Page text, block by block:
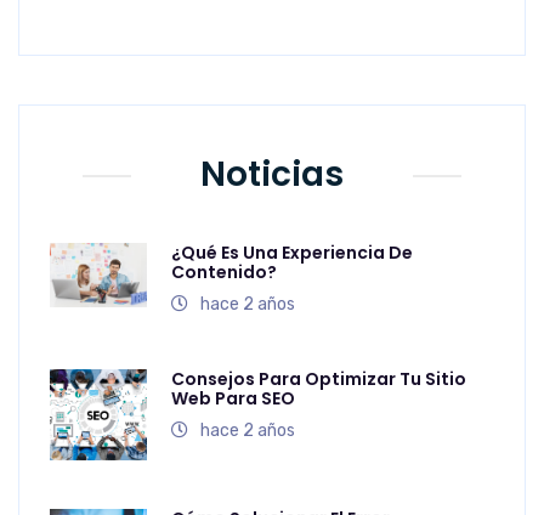
Noticias
¿Qué Es Una Experiencia De
Contenido?
hace 2 años
Consejos Para Optimizar Tu Sitio
Web Para SEO
hace 2 años